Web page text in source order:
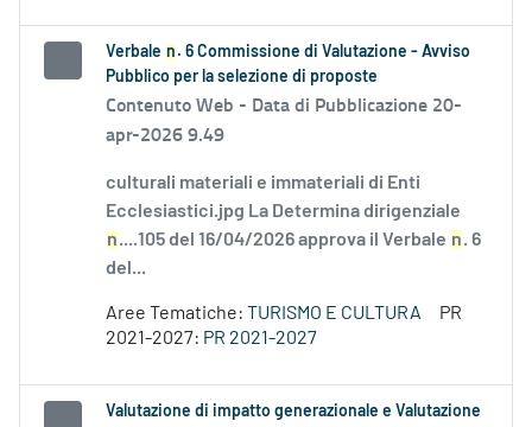
Verbale n . 6 Commissione di Valutazione - Avviso
Pubblico per la selezione di proposte
Contenuto Web - Data di Pubblicazione 20-
apr-2026 9.49
culturali materiali e immateriali di Enti
Ecclesiastici.jpg La Determina dirigenziale
n....105 del 16/04/2026 approva il Verbale n. 6
del...
Aree Tematiche: TURISMO E CULTURA
PR
2021-2027: PR 2021-2027
Valutazione di impatto generazionale e Valutazione